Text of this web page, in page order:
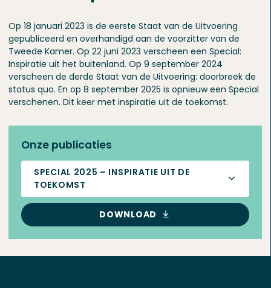
Op 18 januari 2023 is de eerste Staat van de Uitvoering
gepubliceerd en overhandigd aan de voorzitter van de
Tweede Kamer. Op 22 juni 2023 verscheen een Special:
Inspiratie uit het buitenland. Op 9 september 2024
verscheen de derde Staat van de Uitvoering: doorbreek de
status quo. En op 8 september 2025 is opnieuw een Special
verschenen. Dit keer met inspiratie uit de toekomst.
Onze publicaties
SPECIAL 2025 – INSPIRATIE UIT DE
TOEKOMST
DOWNLOAD